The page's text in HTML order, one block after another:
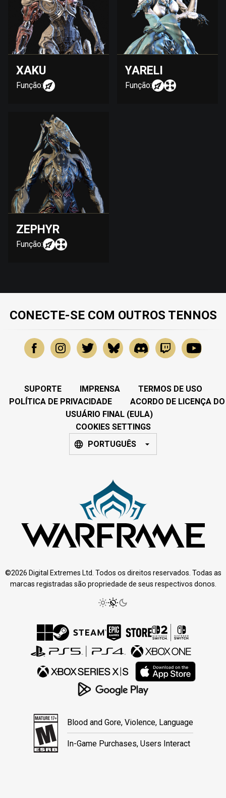
XAKU
Função:
YARELI
Função:
ZEPHYR
Função:
CONECTE-SE COM OUTROS TENNOS
SUPORTE IMPRENSA
TERMOS DE USO
POLÍTICA DE PRIVACIDADE
ACORDO DE LICENÇA DO
USUÁRIO FINAL (EULA)
COOKIES SETTINGS
PORTUGUÊS
©2026 Digital Extremes Ltd. Todos os direitos reservados. Todas as
marcas registradas são propriedade de seus respectivos donos.
Blood and Gore, Violence, Language
In-Game Purchases, Users Interact